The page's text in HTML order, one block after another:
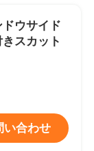
ウサイド
スカット
い合わせ